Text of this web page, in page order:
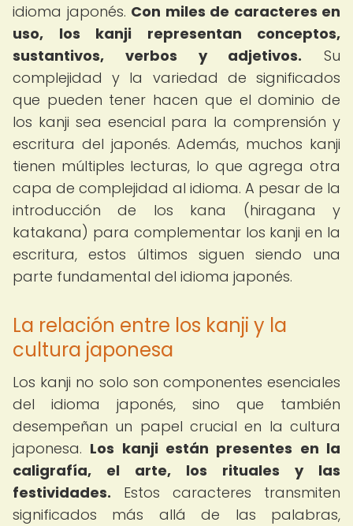
idioma japonés. Con miles de caracteres en
uso, los kanji representan conceptos,
sustantivos, verbos y adjetivos. Su
complejidad y la variedad de significados
que pueden tener hacen que el dominio de
los kanji sea esencial para la comprensión y
escritura del japonés. Además, muchos kanji
tienen múltiples lecturas, lo que agrega otra
capa de complejidad al idioma. A pesar de la
introducción de los kana (hiragana y
katakana) para complementar los kanji en la
escritura, estos últimos siguen siendo una
parte fundamental del idioma japonés.
La relación entre los kanji y la
cultura japonesa
Los kanji no solo son componentes esenciales
del idioma japonés, sino que también
desempeñan un papel crucial en la cultura
japonesa. Los kanji están presentes en la
caligrafía, el arte, los rituales y las
festividades. Estos caracteres transmiten
significados más allá de las palabras,